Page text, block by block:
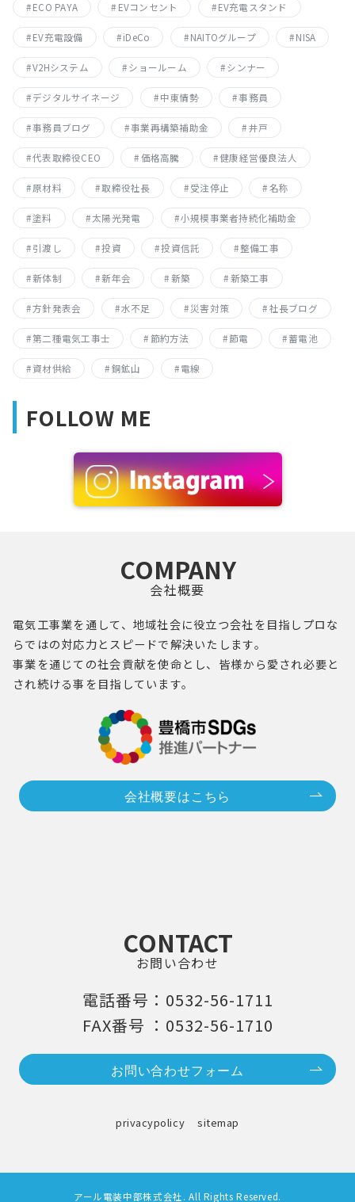
ECO PAYA EVコンセント EV充電スタンド
EV充電設備 iDeCo NAITOグループ NISA
V2Hシステム ショールーム シンナー
デジタルサイネージ 中東情勢 事務員
事務員ブログ 事業再構築補助金 井戸
代表取締役CEO 価格高騰 健康経営優良法人
原材料 取締役社長 受注停止 名称
塗料 太陽光発電 小規模事業者持続化補助金
引渡し 投資 投資信託 整備工事
新体制 新年会 新築 新築工事
方針発表会 水不足 災害対策 社長ブログ
第二種電気工事士 節約方法 節電 蓄電池
資材供給 銅鉱山 電線
FOLLOW ME
COMPANY
会社概要
電気工事業を通して、地域社会に役立つ会社を目指し プロ な
らではの対応力とスピードで解決いたします。
事業を通じての社会貢献を使命とし、 皆様から愛され必要と
され続ける事を目指しています。
会社概要はこちら
CONTACT
お問い合わせ
電話番号：0532-56-1711
FAX番号 ：0532-56-1710
お問い合わせフォーム
privacypolicy sitemap
アール電装中部株式会社. All Rights Reserved.